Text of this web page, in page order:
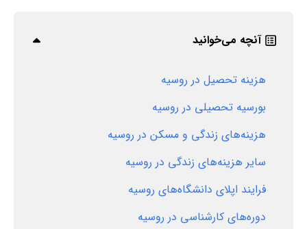
آنچه می‌خوانید
هزینه‌ تحصیل در روسیه
بورسیه تحصیلی در روسیه
هزینه‌های زندگی و مسکن در روسیه‎
سایر هزینه‌های زندگی در روسیه
فرایند اپلای دانشگاه‌های روسیه
دوره‌های کارشناسی در روسیه